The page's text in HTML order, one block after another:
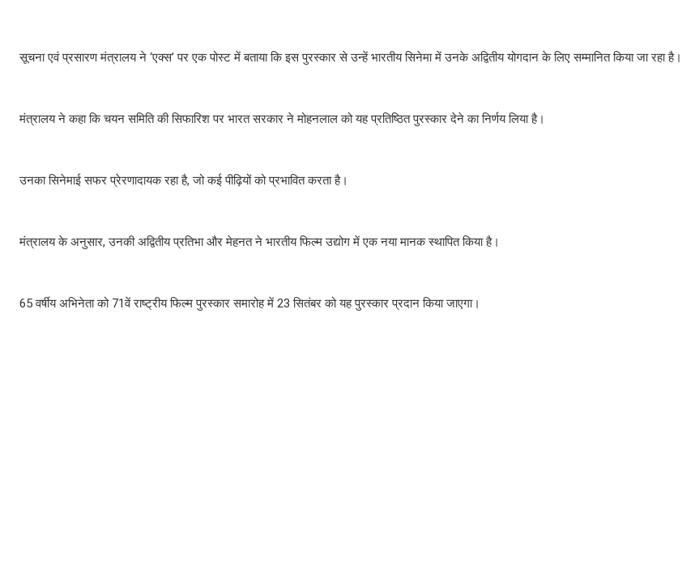
सूचना एवं प्रसारण मंत्रालय ने ‘एक्स’ पर एक पोस्ट में बताया कि इस पुरस्कार से उन्हें भारतीय सिनेमा में उनके अद्वितीय योगदान के लिए सम्मानित किया जा रहा है।
मंत्रालय ने कहा कि चयन समिति की सिफारिश पर भारत सरकार ने मोहनलाल को यह प्रतिष्ठित पुरस्कार देने का निर्णय लिया है।
उनका सिनेमाई सफर प्रेरणादायक रहा है, जो कई पीढ़ियों को प्रभावित करता है।
मंत्रालय के अनुसार, उनकी अद्वितीय प्रतिभा और मेहनत ने भारतीय फिल्म उद्योग में एक नया मानक स्थापित किया है।
65 वर्षीय अभिनेता को 71वें राष्ट्रीय फिल्म पुरस्कार समारोह में 23 सितंबर को यह पुरस्कार प्रदान किया जाएगा।